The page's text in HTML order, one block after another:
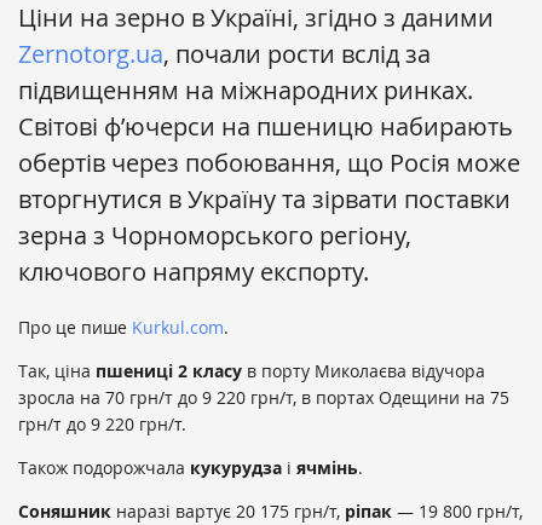
Ціни на зерно в Україні, згідно з даними
Zernotorg.ua, почали рости вслід за
підвищенням на міжнародних ринках.
Світові ф’ючерси на пшеницю набирають
обертів через побоювання, що Росія може
вторгнутися в Україну та зірвати поставки
зерна з Чорноморського регіону,
ключового напряму експорту.
Про це пише Kurkul.com.
Так, ціна пшениці 2 класу в порту Миколаєва відучора
зросла на 70 грн/т до 9 220 грн/т, в портах Одещини на 75
грн/т до 9 220 грн/т.
Також подорожчала кукурудза і ячмінь.
Соняшник наразі вартує 20 175 грн/т, ріпак — 19 800 грн/т,